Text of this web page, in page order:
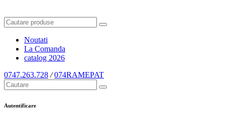
Noutati
La Comanda
catalog 2026
0747.263.728 / 074RAMEPAT
Autentificare